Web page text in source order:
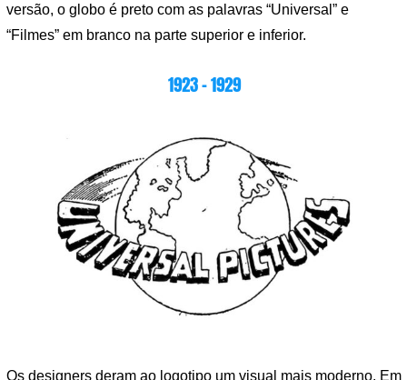
versão, o globo é preto com as palavras “Universal” e
“Filmes” em branco na parte superior e inferior.
1923 – 1929
Os designers deram ao logotipo um visual mais moderno. Em